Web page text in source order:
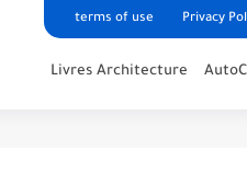
terms of use Privacy
Livres Architecture